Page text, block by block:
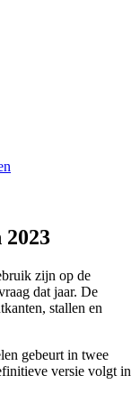
zijn op de
dat jaar. De
stallen en
gebeurt in twee
versie volgt in